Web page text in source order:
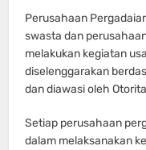
Perusahaan
swasta dan
melakukan kegiatan
diselenggarakan
dan diawasi oleh
Setiap perusahaan
dalam melaksanakan